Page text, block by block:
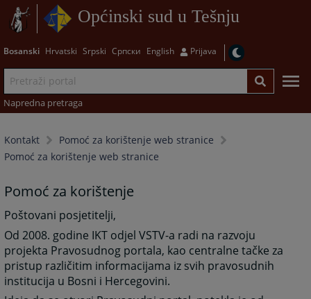
Općinski sud u Tešnju
Bosanski Hrvatski Srpski Српски English Prijava
Napredna pretraga
Kontakt
Pomoć za korištenje web stranice
Pomoć za korištenje web stranice
Pomoć za korištenje
Poštovani posjetitelji,
Od 2008. godine IKT odjel VSTV-a radi na razvoju
projekta Pravosudnog portala, kao centralne tačke za
pristup različitim informacijama iz svih pravosudnih
institucija u Bosni i Hercegovini.